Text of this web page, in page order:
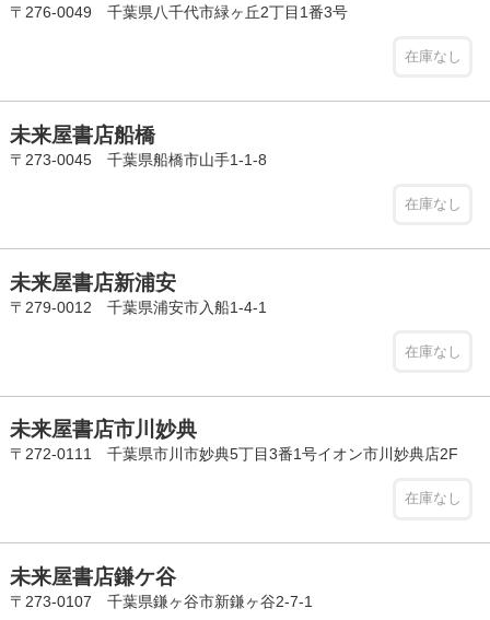
〒276-0049 千葉県八千代市緑ヶ丘2丁目1番3号
在庫なし
未来屋書店船橋
〒273-0045 千葉県船橋市山手1-1-8
在庫なし
未来屋書店新浦安
〒279-0012 千葉県浦安市入船1-4-1
在庫なし
未来屋書店市川妙典
〒272-0111 千葉県市川市妙典5丁目3番1号イオン市川妙典店2F
在庫なし
未来屋書店鎌ケ谷
〒273-0107 千葉県鎌ヶ谷市新鎌ヶ谷2-7-1